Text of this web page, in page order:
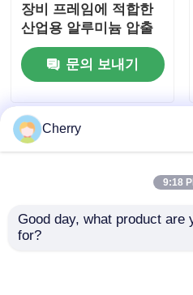
장비 프레임에 적합한
산업용 알루미늄 압출
프로파일의 6063 시리
즈 3060 선형 가이드 레
일
문의 보내기
Cherry
9:18
Good day, what product are
for?